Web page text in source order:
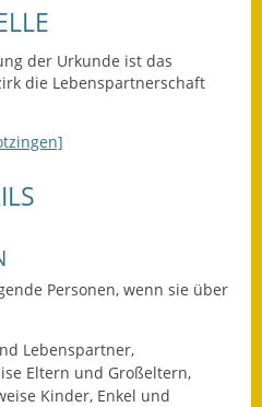
Ortsplan
Schadensmeldung
Straßenbau
Buslinie 168
Stellenausschreibungen
der Urkunde ist das
die Lebenspartnerschaft
Personen, wenn sie über
Lebenspartner,
Eltern und Großeltern,
Kinder, Enkel und